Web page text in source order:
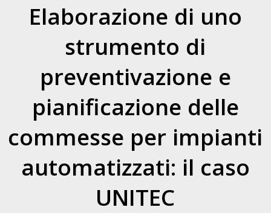
Elaborazione di uno
strumento di
preventivazione e
pianificazione delle
commesse per impianti
automatizzati: il caso
UNITEC